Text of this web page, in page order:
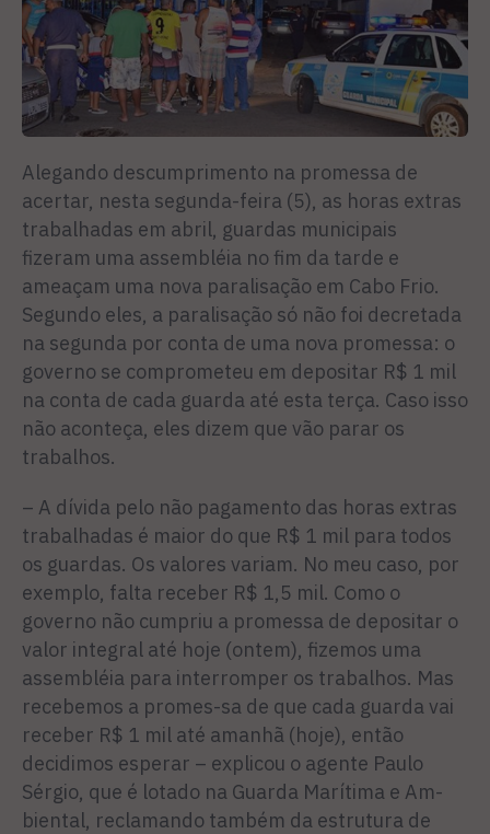
Alegando descumprimento na promessa de
acertar, nesta segunda-feira (5), as horas extras
trabalhadas em abril, guardas municipais
fizeram uma assembléia no fim da tarde e
ameaçam uma nova paralisação em Cabo Frio.
Segundo eles, a paralisação só não foi decretada
na segunda por conta de uma nova promessa: o
governo se comprometeu em depositar R$ 1 mil
na conta de cada guarda até esta terça. Caso isso
não aconteça, eles dizem que vão parar os
trabalhos.
– A dívida pelo não pagamento das horas extras
trabalhadas é maior do que R$ 1 mil para todos
os guardas. Os valores variam. No meu caso, por
exemplo, falta receber R$ 1,5 mil. Como o
governo não cumpriu a promessa de depositar o
valor integral até hoje (ontem), fizemos uma
assembléia para interromper os trabalhos. Mas
recebemos a promes-sa de que cada guarda vai
receber R$ 1 mil até amanhã (hoje), então
decidimos esperar – explicou o agente Paulo
Sérgio, que é lotado na Guarda Marítima e Am-
biental, reclamando também da estrutura de